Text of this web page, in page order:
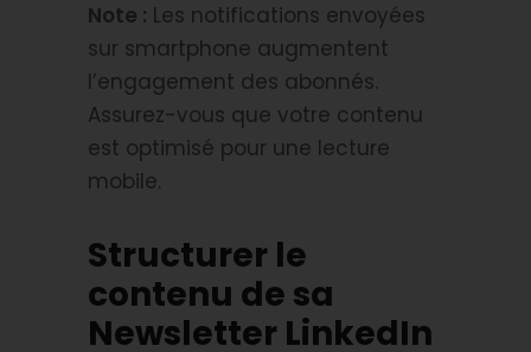
Note : Les notifications envoyées
sur smartphone augmentent
l’engagement des abonnés.
Assurez-vous que votre contenu
est optimisé pour une lecture
mobile.
Structurer le
contenu de sa
Newsletter LinkedIn